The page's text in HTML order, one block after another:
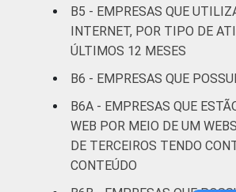
Atividades
imobiliárias
atividades
científicas e
técnicas,
atividades
administrativas
B5 - EMPRESAS QUE
INTERNET, POR TIPO DE
ÚLTIMOS 12 MESES
B6 - EMPRESAS QUE
B6A - EMPRESAS QUE
WEB POR MEIO DE UM
DE TERCEIROS TENDO
CONTEÚDO